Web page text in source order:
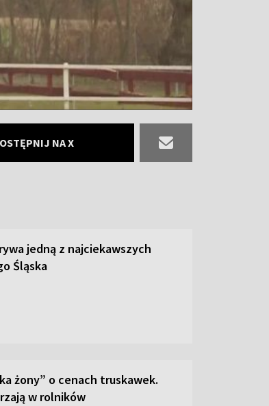
NA X
jedną z najciekawszych
Śląska
żony” o cenach truskawek.
w rolników